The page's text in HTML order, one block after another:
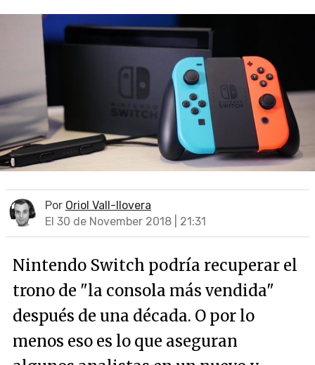
Por Oriol Vall-llovera
El 30 de November 2018 | 21:31
Nintendo Switch podría recuperar el
trono de "la consola más vendida"
después de una década. O por lo
menos eso es lo que aseguran